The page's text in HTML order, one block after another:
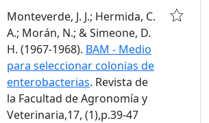
Monteverde, J. J.; Hermida, C.
A.; Morán, N.; & Simeone, D.
H. (1967-1968). BAM - Medio
para seleccionar colonias de
enterobacterias. Revista de
la Facultad de Agronomía y
Veterinaria,17, (1),p.39-47